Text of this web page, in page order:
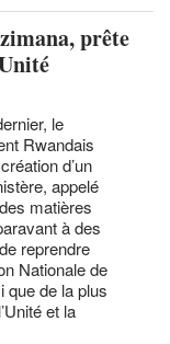
prête
le
Rwandais
d’un
appelé
matières
à des
reprendre
Nationale de
que de la plus
et la